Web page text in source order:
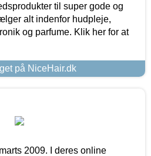
til super gode og
alt indenfor hudpleje,
og parfume. Klik her for at
på NiceHair.dk
2009. I deres online